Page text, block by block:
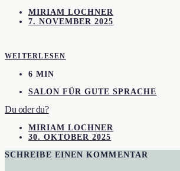
MIRIAM LOCHNER
7. NOVEMBER 2025
WEITERLESEN
6 MIN
SALON FÜR GUTE SPRACHE
Du oder du?
MIRIAM LOCHNER
30. OKTOBER 2025
SCHREIBE EINEN KOMMENTAR